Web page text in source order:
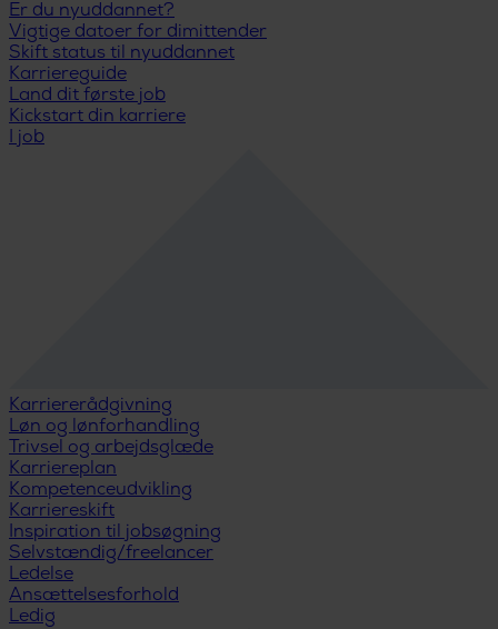
Er du nyuddannet?
Vigtige datoer for dimittender
Skift status til nyuddannet
Karriereguide
Land dit første job
Kickstart din karriere
I job
Karriererådgivning
Løn og lønforhandling
Trivsel og arbejdsglæde
Karriereplan
Kompetenceudvikling
Karriereskift
Inspiration til jobsøgning
Selvstændig/freelancer
Ledelse
Ansættelsesforhold
Ledig